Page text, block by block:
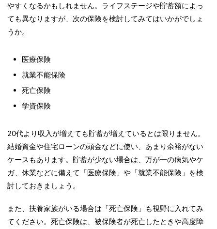
やすくなるかもしれません。ライフステージや貯蓄額によっ
ても異なりますが、次の保険を検討してみてはいかがでしょ
うか。
医療保険
就業不能保険
死亡保険
学資保険
20代より収入が増えても貯蓄が増えているとは限りません。
結婚資金や住宅ローンの頭金などに使い、あまり余裕がない
ケースもあります。貯蓄が少ない場合は、万が一の病気やケ
ガ、休業などに備えて「医療保険」や「就業不能保険」を検
討しておきましょう。
また、扶養家族がいる場合は「死亡保険」も視野に入れてみ
てください。死亡保険は、被保険者が死亡したときや高度障